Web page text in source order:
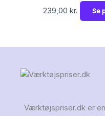
239,00 kr. Se
Værktøjspriser.dk er